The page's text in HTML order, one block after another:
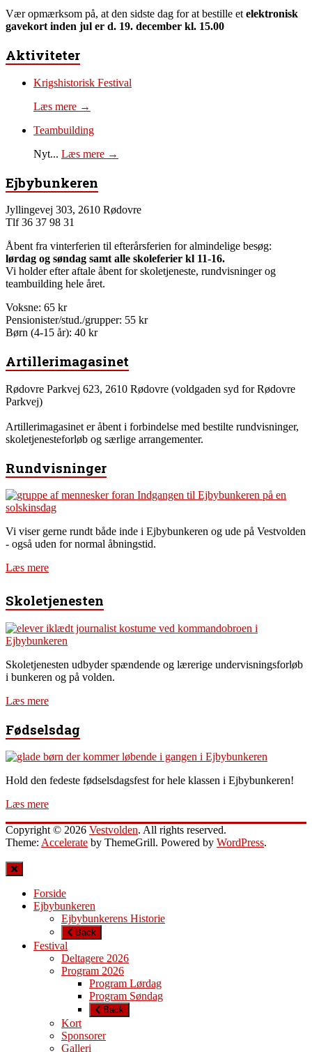
Vær opmærksom på, at den sidste dag for at bestille etelektronisk
gavekort inden jul er d. 19. december kl. 15.00
Aktiviteter
Krigshistorisk Festival
Læs mere →
Teambuilding
Nyt... Læs mere →
Ejbybunkeren
Jyllingevej 303, 2610 Rødovre
Tlf 36 37 98 31
Åbent fra vinterferien til efterårsferien for almindelige besøg:
lørdag og søndag samt alle skoleferier kl 11-16.
Vi holder efter aftale åbent for skoletjeneste, rundvisninger og
teambuilding hele året.
Voksne: 65 kr
Pensionister/stud./grupper: 55 kr
Børn (4-15 år): 40 kr
Artillerimagasinet
Rødovre Parkvej 623, 2610 Rødovre (voldgaden syd for Rødovre
Parkvej)
Artillerimagasinet er åbent i forbindelse med bestilte rundvisninger,
skoletjenesteforløb og særlige arrangementer.
Rundvisninger
Vi viser gerne rundt både inde i Ejbybunkeren og ude på Vestvolden
- også uden for normal åbningstid.
Læs mere
Skoletjenesten
Skoletjenesten udbyder spændende og lærerige undervisningsforløb
i bunkeren og på volden.
Læs mere
Fødselsdag
Hold den fedeste fødselsdagsfest for hele klassen i Ejbybunkeren!
Læs mere
Copyright © 2026 Vestvolden. All rights reserved.
Theme: Accelerate by ThemeGrill. Powered by WordPress.
Forside
Ejbybunkeren
Ejbybunkerens Historie
Back
Festival
Deltagere 2026
Program 2026
Program Lørdag
Program Søndag
Back
Kort
Sponsorer
Galleri